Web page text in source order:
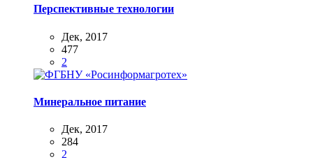
Перспективные технологии
Дек, 2017
477
2
Минеральное питание
Дек, 2017
284
2